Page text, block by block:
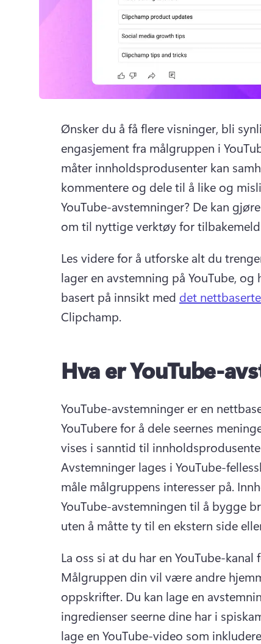
Ønsker du å få flere visninger, bli
engasjement fra målgruppen i
måter innholdsprodusenter kan
kommentere og dele til å like og
YouTube-avstemninger? De kan
om til nyttige verktøy for
Les videre for å utforske alt du
lager en avstemning på YouTube,
basert på innsikt med det
Clipchamp.
Hva er YouTube-
YouTube-avstemninger er en
YouTubere for å dele seernes
Avstemninger lages i YouTube-
måle målgruppens interesser på.
YouTube-avstemningen til å bygge
uten å måtte ty til en ekstern side
Målgruppen din vil være andre
oppskrifter. Du kan lage en
ingredienser seerne dine har i
lage en YouTube-video som